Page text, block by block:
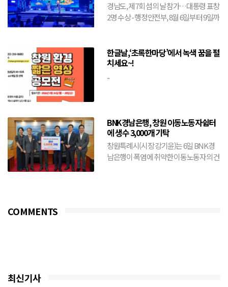
경남도, 제7회 섬의 날 참가…대통령 표창
2명 수상 - 행정안전부, 8월 6일부터 9일까
한글날,‘초록한마당’에서 녹색 꿈을 펼
치세요~!
...
BNK경남은행, 창원 이동노동자쉼터
에 생수 3,000개 기탁
창원특례시(시장 강기윤)는 6일 BNK경
남은행이 폭염에 취약한 이동노동자의 건
COMMENTS
최신기사